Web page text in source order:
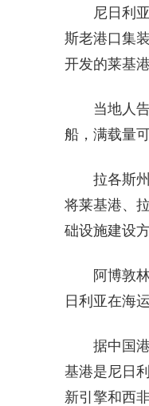
尼日利
斯老港口集
开发的莱基
当地人
船，满载量
拉各斯
将莱基港、
础设施建设
阿博敦
日利亚在海
据中国
基港是尼日
新引擎和西